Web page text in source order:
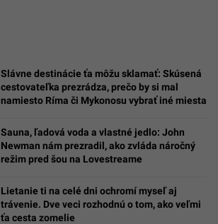
Slávne destinácie ťa môžu sklamať: Skúsená
cestovateľka prezrádza, prečo by si mal
namiesto Ríma či Mykonosu vybrať iné miesta
Sauna, ľadová voda a vlastné jedlo: John
Newman nám prezradil, ako zvláda náročný
režim pred šou na Lovestreame
Lietanie ti na celé dni ochromí myseľ aj
trávenie. Dve veci rozhodnú o tom, ako veľmi
ťa cesta zomelie